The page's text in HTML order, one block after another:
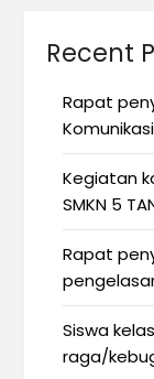
Recent
Rapat
Kegiatan
SMKN 5
Rapat
Siswa
raga/